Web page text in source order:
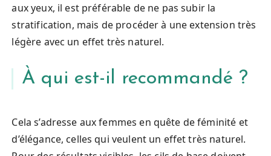
aux yeux, il est préférable de ne pas subir la
stratification, mais de procéder à une extension très
légère avec un effet très naturel.
À qui est-il recommandé ?
Cela s’adresse aux femmes en quête de féminité et
d’élégance, celles qui veulent un effet très naturel.